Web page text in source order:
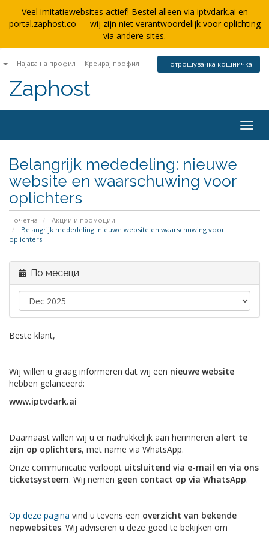
Veel imitatiewebsites actief! Bestel alleen via iptvdark.ai en
portal.zaphost.co — wij zijn niet verantwoordelijk voor oplichting
via andere sites.
Најава на профил Креирај профил Потрошувачка кошничка
Zaphost
Belangrijk mededeling: nieuwe
website en waarschuwing voor
oplichters
Почетна
Акции и промоции
Belangrijk mededeling: nieuwe website en waarschuwing voor
oplichters
По месеци
Beste klant,
Wij willen u graag informeren dat wij een nieuwe website
hebben gelanceerd:
www.iptvdark.ai
Daarnaast willen wij u er nadrukkelijk aan herinneren alert te
zijn op oplichters, met name via WhatsApp.
Onze communicatie verloopt uitsluitend via e-mail en via ons
ticketsysteem. Wij nemen geen contact op via WhatsApp.
Op deze pagina vind u tevens een overzicht van bekende
nepwebsites. Wij adviseren u deze goed te bekijken om